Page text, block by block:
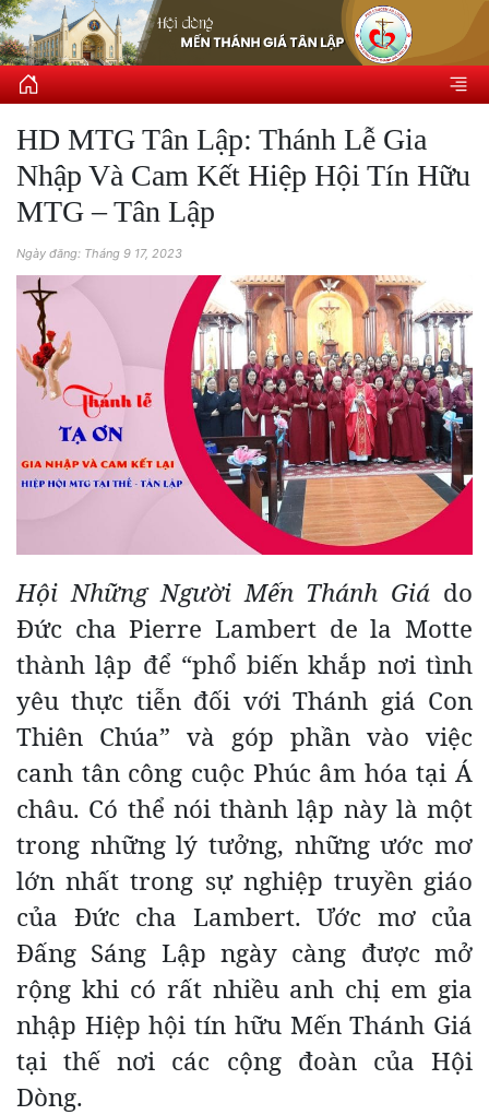
HD MTG Tân Lập: Thánh Lễ Gia
Nhập Và Cam Kết Hiệp Hội Tín Hữu
MTG – Tân Lập
Ngày đăng: Tháng 9 17, 2023
Hội Những Người Mến Thánh Giá do
Đức cha Pierre Lambert de la Motte
thành lập để “phổ biến khắp nơi tình
yêu thực tiễn đối với Thánh giá Con
Thiên Chúa” và góp phần vào việc
canh tân công cuộc Phúc âm hóa tại Á
châu. Có thể nói thành lập này là một
trong những lý tưởng, những ước mơ
lớn nhất trong sự nghiệp truyền giáo
của Đức cha Lambert. Ước mơ của
Đấng Sáng Lập ngày càng được mở
rộng khi có rất nhiều anh chị em gia
nhập Hiệp hội tín hữu Mến Thánh Giá
tại thế nơi các cộng đoàn của Hội
Dòng.